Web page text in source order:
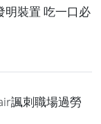
明裝置 吃一口必
諷刺職場過勞